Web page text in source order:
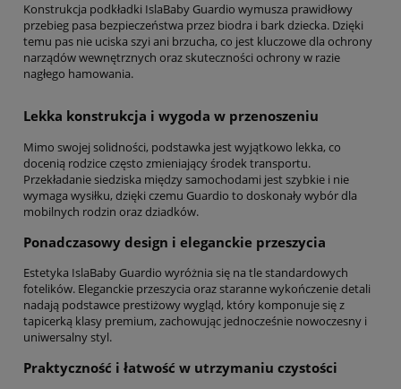
Konstrukcja podkładki IslaBaby Guardio wymusza prawidłowy
przebieg pasa bezpieczeństwa przez biodra i bark dziecka. Dzięki
temu pas nie uciska szyi ani brzucha, co jest kluczowe dla ochrony
narządów wewnętrznych oraz skuteczności ochrony w razie
nagłego hamowania.
Lekka konstrukcja i wygoda w przenoszeniu
Mimo swojej solidności, podstawka jest wyjątkowo lekka, co
docenią rodzice często zmieniający środek transportu.
Przekładanie siedziska między samochodami jest szybkie i nie
wymaga wysiłku, dzięki czemu Guardio to doskonały wybór dla
mobilnych rodzin oraz dziadków.
Ponadczasowy design i eleganckie przeszycia
Estetyka IslaBaby Guardio wyróżnia się na tle standardowych
fotelików. Eleganckie przeszycia oraz staranne wykończenie detali
nadają podstawce prestiżowy wygląd, który komponuje się z
tapicerką klasy premium, zachowując jednocześnie nowoczesny i
uniwersalny styl.
Praktyczność i łatwość w utrzymaniu czystości